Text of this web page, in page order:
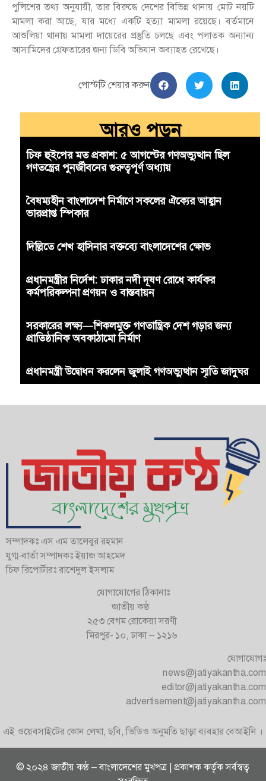
পুলিশের তথ্য অনুযায়ী, তার বিরুদ্ধে দেশের বিভিন্ন থানায় মোট নয়টি
মামলা করা আছে, যার মধ্যে একটি হত্যা মামলা রয়েছে। বর্তমানে
আশুলিয়া থানায় মামলা দায়েরের প্রস্তুতি চলছে এবং পলাতক অন্যান্য
আসামিদের গ্রেফতারের জন্য ডিবি অভিযান অব্যাহত রেখেছে।
পোস্টটি শেয়ার করুন
আরও পড়ুন
চিফ হুইপের মত প্রকাশ: ৫ আগস্টের গণঅভ্যুত্থান ছিল
গণতন্ত্রের পুনর্জীবনের গুরুত্বপূর্ণ অধ্যায়
বৈষম্যহীন বাংলাদেশ নির্মাণে সকলের ঐক্যের আহ্বান
ভারপ্রাপ্ত স্পিকার
দিল্লিতে শেখ হাসিনার বক্তব্যে বাংলাদেশের ক্ষোভ
প্রধানমন্ত্রীর নির্দেশ: ঢাকার নদী দূষণ রোধে কার্যকর
কর্মপরিকল্পনা প্রণয়ন ও বাস্তবায়ন
সরকারের লক্ষ্য—শিকলমুক্ত গণতান্ত্রিক দেশ গড়ার জন্য
প্রাতিষ্ঠানিক অবকাঠামো নির্মাণ
প্রধানমন্ত্রী উদ্বোধন করলেন জুলাই গণঅভ্যুত্থান স্মৃতি জাদুঘর
সম্পাদকঃ এস এম তালেবুর রহমান
যুগ্ম-বার্তা সম্পাদকঃ ইয়াজ আহমেদ
চিফ রিপোর্টারঃ রাশেদুল ইসলাম
যোগাযোগের ঠিকানাঃ
জাতীয় কণ্ঠ
২৫৩ বেগম রোকেয়া সরণী
মিরপুর- ১০, ঢাকা – ১২১৬
যোগাযোগঃ
news@jatiyakantha.com
editor@jatiyakantha.com
advertisement@jatiyakantha.com
এই ওয়েবসাইটের কোন লেখা, ছবি, ভিডিও অনুমতি ছাড়া ব্যবহার বেআইনি ।
© ২০২৪ জাতীয় কণ্ঠ – বাংলাদেশের মুখপত্র | প্রকাশক কর্তৃক সর্বস্বত্ব